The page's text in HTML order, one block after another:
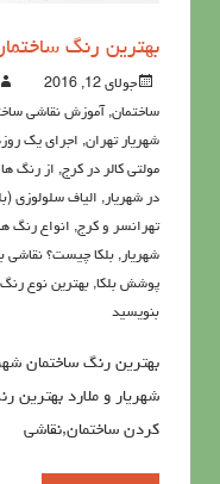
بهترین رنگ
جولای 12, 2016
ساختمان, آموزش نقاشی
شهریار تهران, اجرای یک
مولتی کالر در کرج, از رنگ
در شهریار , الیاف سلولوزی
تهرانسر و کرج, انواع رنگ
شهریار , بلکا چیست؟ نقاشی
پوشش بلکا, بهترین نوع
بنویسید
بهترین رنگ ساختمان
شهریار و ملارد بهترین
کردن ساختمان,نقاشی